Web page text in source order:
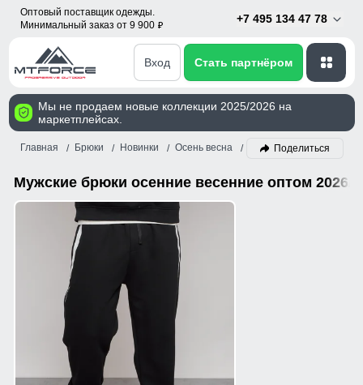
Оптовый поставщик одежды.
Минимальный заказ от 9 900 p
+7 495 134 47 78
Вход Стать партнёром
Мы не продаем новые коллекции 2025/2026 на
маркетплейсах.
Главная Брюки Новинки Осень весна МужскойПоделиться
Мужские брюки осенние весенние оптом 2026/